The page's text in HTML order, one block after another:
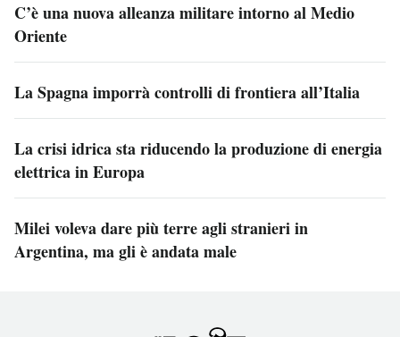
C’è una nuova alleanza militare intorno al Medio
Oriente
La Spagna imporrà controlli di frontiera all’Italia
La crisi idrica sta riducendo la produzione di energia
elettrica in Europa
Milei voleva dare più terre agli stranieri in
Argentina, ma gli è andata male